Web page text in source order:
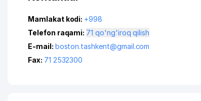
Mamlakat kodi: +998
Telefon raqami:
71 qo'ng'iroq qilish
E-mail: boston.tashkent@gmail.com
Fax: 71 2532300